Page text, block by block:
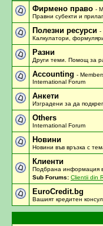
Фирмено право -
Правни субекти и
Полезни ресурси -
Калкулатори,
Разни
Други теми. Помощ за
Accounting -
International Forum
Анкети
Изградени за да
Others
International Forum
Новини
Новини във връзка с
Клиенти
Подбрана информация
Sub Forums: Clientii din
EuroCredit.bg
Вашият кредитен